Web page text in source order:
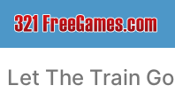
Let The Train Go